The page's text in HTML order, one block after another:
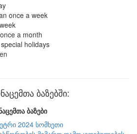
once a week
a month
holidays
ბაზებში:
ბაზები
2024 სომხეთი